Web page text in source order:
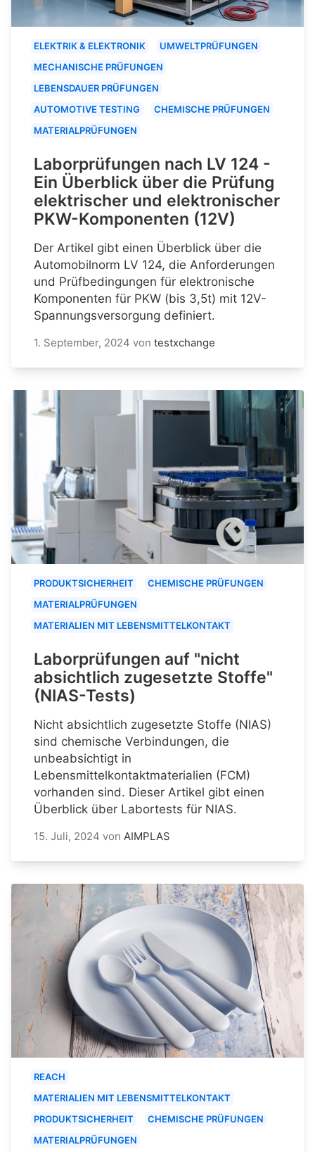
ELEKTRIK & ELEKTRONIK
UMWELTPRÜFUNGEN
MECHANISCHE PRÜFUNGEN
LEBENSDAUER PRÜFUNGEN
AUTOMOTIVE TESTING
CHEMISCHE PRÜFUNGEN
MATERIALPRÜFUNGEN
Laborprüfungen nach LV 124 -
Ein Überblick über die Prüfung
elektrischer und elektronischer
PKW-Komponenten (12V)
Der Artikel gibt einen Überblick über die
Automobilnorm LV 124, die Anforderungen
und Prüfbedingungen für elektronische
Komponenten für PKW (bis 3,5t) mit 12V-
Spannungsversorgung definiert.
1. September, 2024 von testxchange
PRODUKTSICHERHEIT
CHEMISCHE PRÜFUNGEN
MATERIALPRÜFUNGEN
MATERIALIEN MIT LEBENSMITTELKONTAKT
Laborprüfungen auf "nicht
absichtlich zugesetzte Stoffe"
(NIAS-Tests)
Nicht absichtlich zugesetzte Stoffe (NIAS)
sind chemische Verbindungen, die
unbeabsichtigt in
Lebensmittelkontaktmaterialien (FCM)
vorhanden sind. Dieser Artikel gibt einen
Überblick über Labortests für NIAS.
15. Juli, 2024 von AIMPLAS
REACH
MATERIALIEN MIT LEBENSMITTELKONTAKT
PRODUKTSICHERHEIT
CHEMISCHE PRÜFUNGEN
MATERIALPRÜFUNGEN